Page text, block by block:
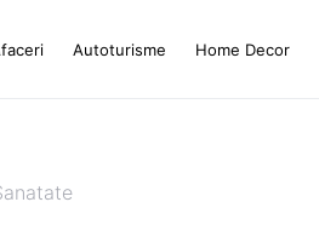
Autoturisme Home Decor